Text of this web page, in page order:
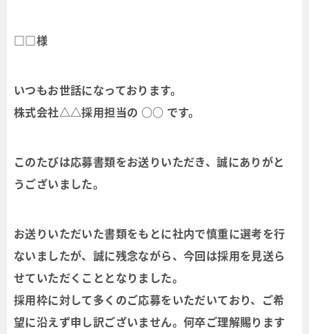
□□様
いつもお世話になっております。
株式会社△△採用担当の ○○ です。
このたびは応募書類をお送りいただき、誠にありがと
うございました。
お送りいただいた書類をもとに社内で慎重に選考を行
ないましたが、誠に残念ながら、今回は採用を見送ら
せていただくこととなりました。
採用枠に対して多くのご応募をいただいており、ご希
望に沿えず申し訳ございません。何卒ご理解賜ります